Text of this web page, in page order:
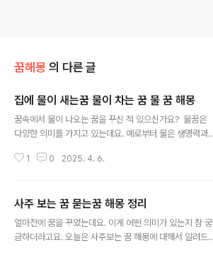
꿈해몽 의 다른 글
집에 물이 새는꿈 물이 차는 꿈 물 꿈 해몽
꿈속에서 물이 나오는 꿈을 꾸신 적 있으신가요? 물꿈은
다양한 의미를 가지고 있는데요. 예로부터 물은 생명력과
습니다. 하지만 상황에 따라 흉몽으로 해석될 수도 있습니
로 감정의 누수나 외부로부터의 압박, 혹은 재물과 관련된
흐름을 의미할 수 있습니다. 집은 나 자신 혹은 가족, 혹은
삶의 기반을 상징하기 때문에, 집에 물이 새는 꿈은 내면의
1 0 2025. 4. 6.
사주 보는 꿈 묻는꿈 해몽 정리
얼마전에 꿈을 꾸었는데요. 이게 어떤 의미가 있는지 참 궁
금하더라고요. 오늘은 사주보는 꿈 해몽에 대해서 알려드